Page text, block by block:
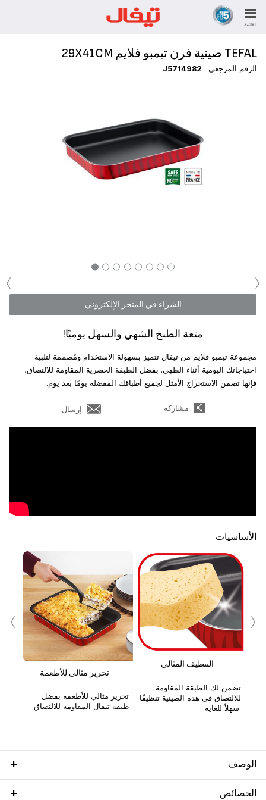
القائمة
TEFAL صينية فرن تيمبو فلايم 29X41CM
الرقم المرجعي : J5714982
‹ ›
الشراء في المتجر الإلكتروني
متعة الطبخ الشهي والسهل يوميًا!
مجموعة تيمبو فلايم من تيفال تتميز بسهولة الاستخدام ومُصممة لتلبية
احتياجاتك اليومية أثناء الطهي. بفضل الطبقة الحصرية المقاومة للالتصاق،
فإنها تضمن الاستخراج الأمثل لجميع أطباقك المفضلة يومًا بعد يوم.
مشاركة إرسال
الأساسيات
تحرير مثالي للأطعمة
تحرير مثالي للأطعمة بفضل
طبقة تيفال المقاومة للالتصاق
التنظيف المثالي
تضمن لك الطبقة المقاومة
للالتصاق في هذه الصينية تنظيفًا
سهلاً للغاية.
‹ ›
الوصف
الخصائص